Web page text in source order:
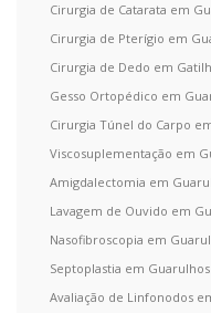
Cirurgia de Catarata em
Cirurgia de Pterígio em
Cirurgia de Dedo em
Gesso Ortopédico em
Cirurgia Túnel do Carpo
Viscosuplementação em
Amigdalectomia em
Lavagem de Ouvido em
Nasofibroscopia em
Septoplastia em Guarulhos
Avaliação de Linfonodos